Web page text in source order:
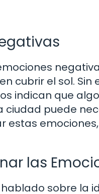
cubrir el sol.
indican que
ciudad puede
estas
las
sobre la